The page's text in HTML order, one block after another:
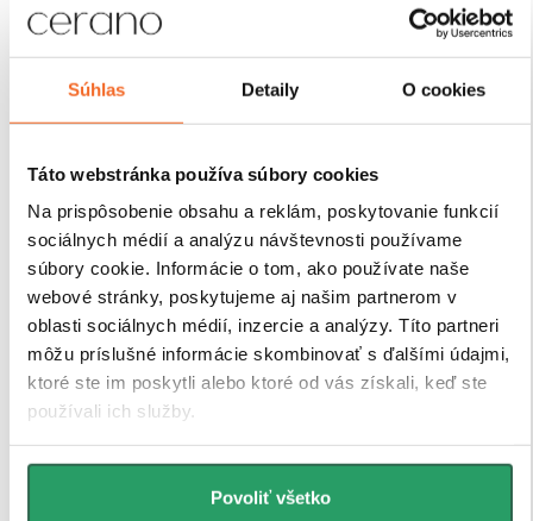
Súhlas Detaily O cookies
Táto webstránka používa súbory cookies
Na prispôsobenie obsahu a reklám, poskytovanie funkcií
sociálnych médií a analýzu návštevnosti používame
súbory cookie. Informácie o tom, ako používate naše
webové stránky, poskytujeme aj našim partnerom v
oblasti sociálnych médií, inzercie a analýzy. Títo partneri
môžu príslušné informácie skombinovať s ďalšími údajmi,
ktoré ste im poskytli alebo ktoré od vás získali, keď ste
používali ich služby.
Povoliť všetko
Robustné profily pre
maximálnu stabilitu
odolnými hliníkovými profilmi s výškou 200 cm a
hrúbkou 1,5 cm , ktoré zaisťujúpevné uchytenie skla
a stabilitu celej konštrukcie. Vďakakompenzácii
drobných nerovností stien je inštalácia rýchla, presná
a bez nutnosti ďalších stavebných zásahov.
Antikorózna úpravanavyše garantuje dlhú životnosť
aj pri každodennom používaní v náročnom
kúpeľňovom prostredí.